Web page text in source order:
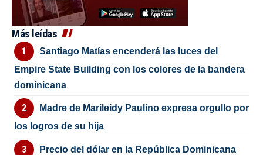
Más leídas
Santiago Matías encenderá las luces del
Empire State Building con los colores de la bandera
dominicana
Madre de Marileidy Paulino expresa orgullo por
los logros de su hija
Precio del dólar en la República Dominicana